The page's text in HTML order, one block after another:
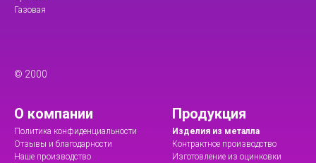
Газовая
© 2000
О компании
Политика конфиденциальности
Отзывы и благодарности
Наше производство
Продукция
Изделия из металла
Контрактное производство
Изготовление из оцинковки